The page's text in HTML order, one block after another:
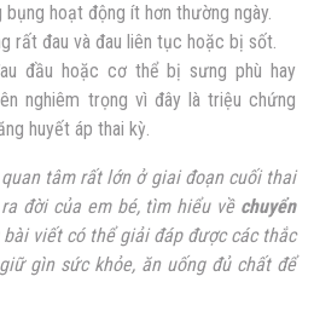
hoạt động ít hơn thường ngày.
rất đau và đau liên tục hoặc bị sốt.
đầu hoặc cơ thể bị sưng phù hay
nghiêm trọng vì đây là triệu chứng
huyết áp thai kỳ.
tâm rất lớn ở giai đoạn cuối thai
đời của em bé, tìm hiểu về chuyển
viết có thể giải đáp được các thắc
gìn sức khỏe, ăn uống đủ chất để